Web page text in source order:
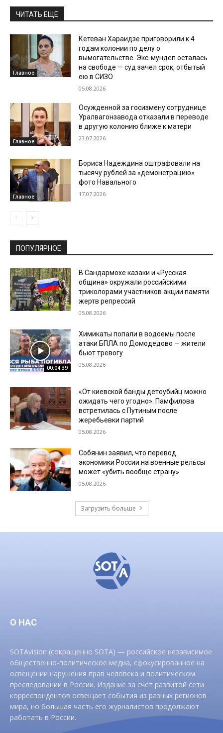
ЧИТАТЬ ЕЩЕ
Главное
Кетеван Хараидзе приговорили к 4
годам колонии по делу о
вымогательстве. Экс-мундеп осталась
на свободе — суд зачел срок, отбытый
ею в СИЗО
05.08.2026
Главное
Осужденной за госизмену сотруднице
Уралвагонзавода отказали в переводе
в другую колонию ближе к матери
23.07.2026
Главное
Бориса Надеждина оштрафовали на
тысячу рублей за «демонстрацию»
фото Навального
17.07.2026
ПОПУЛЯРНОЕ
В Сандармохе казаки и «Русская
община» окружали российскими
триколорами участников акции памяти
жертв репрессий
05.08.2026
00:04:39
Химикаты попали в водоемы после
атаки БПЛА по Домодедово — жители
бьют тревогу
05.08.2026
«От киевской банды детоубийц можно
ожидать чего угодно». Памфилова
встретилась с Путиным после
жеребьевки партий
05.08.2026
Собянин заявил, что перевод
экономики России на военные рельсы
может «убить вообще страну»
05.08.2026
Загрузить больше
О НАС
SOTAvision (сокращенно SOTA) — российское независимое
общественно-политическое медиа, сфокусированное на
освещении нарушения прав человека и политическом
преследовании в России. Издание за счет развитой сети
корреспондентов освещает события из разных регионов
мира, но большая часть его журналистов продолжают
работать в России.